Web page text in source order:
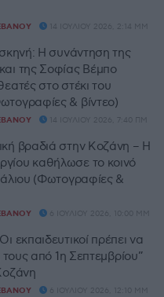
14 ΙΟΥΛΊΟΥ 2026, 2:14 ΜΜ
Η συνάντηση της
της Σοφίας Βέμπο
στο στέκι του
& βίντεο)
14 ΙΟΥΛΊΟΥ 2026, 7:40 ΠΜ
βραδιά στην Κοζάνη – Η
καθήλωσε το κοινό
(Φωτογραφίες &
6 ΙΟΥΛΊΟΥ 2026, 10:00 ΜΜ
εκπαιδευτικοί πρέπει να
τους από 1η Σεπτεμβρίου”
6 ΙΟΥΛΊΟΥ 2026, 12:10 ΜΜ